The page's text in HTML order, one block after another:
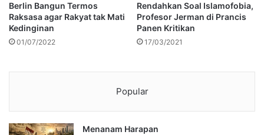
Berlin Bangun Termos
Raksasa agar Rakyat tak Mati
Kedinginan
01/07/2022
Rendahkan Soal Islamofobia,
Profesor Jerman di Prancis
Panen Kritikan
17/03/2021
Popular
Menanam Harapan